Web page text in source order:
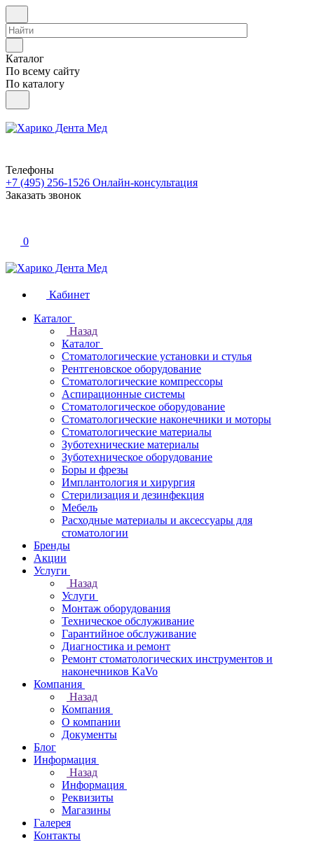
Каталог
По всему сайту
По каталогу
Телефоны
+7 (495) 256-1526 Онлайн-консультация
Заказать звонок
0
Кабинет
Каталог
Назад
Каталог
Стоматологические установки и стулья
Рентгеновское оборудование
Стоматологические компрессоры
Аспирационные системы
Стоматологическое оборудование
Стоматологические наконечники и моторы
Стоматологические материалы
Зуботехнические материалы
Зуботехническое оборудование
Боры и фрезы
Имплантология и хирургия
Стерилизация и дезинфекция
Мебель
Расходные материалы и аксессуары для
стоматологии
Бренды
Акции
Услуги
Назад
Услуги
Монтаж оборудования
Техническое обслуживание
Гарантийное обслуживание
Диагностика и ремонт
Ремонт стоматологических инструментов и
наконечников KaVo
Компания
Назад
Компания
О компании
Документы
Блог
Информация
Назад
Информация
Реквизиты
Магазины
Галерея
Контакты